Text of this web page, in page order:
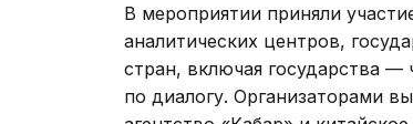
В мероприятии приняли
аналитических центров,
стран, включая государства
по диалогу. Организаторами